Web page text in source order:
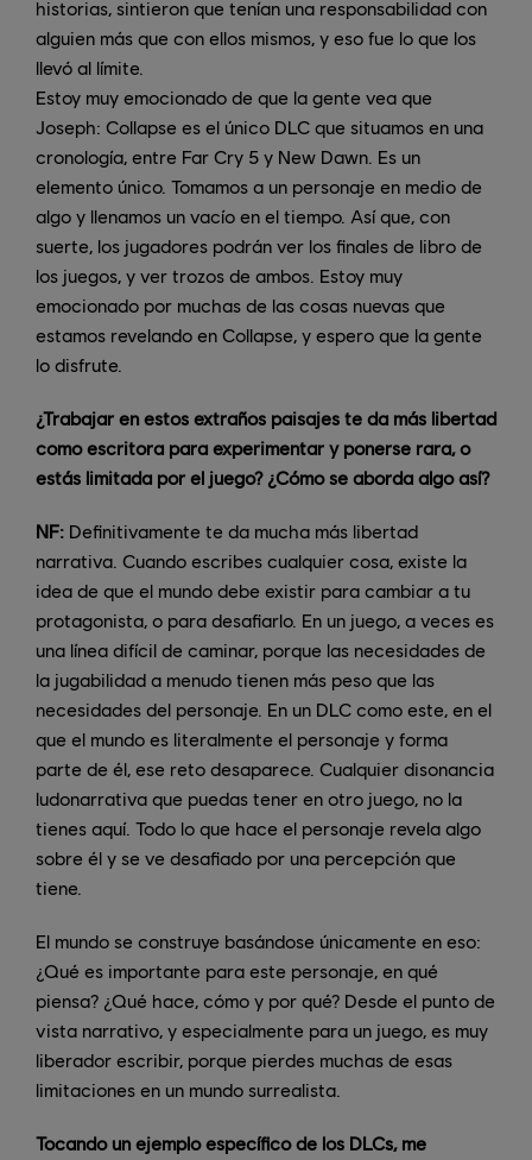
historias, sintieron que tenían una responsabilidad con
alguien más que con ellos mismos, y eso fue lo que los
llevó al límite.
Estoy muy emocionado de que la gente vea que
Joseph: Collapse es el único DLC que situamos en una
cronología, entre Far Cry 5 y New Dawn. Es un
elemento único. Tomamos a un personaje en medio de
algo y llenamos un vacío en el tiempo. Así que, con
suerte, los jugadores podrán ver los finales de libro de
los juegos, y ver trozos de ambos. Estoy muy
emocionado por muchas de las cosas nuevas que
estamos revelando en Collapse, y espero que la gente
lo disfrute.
¿Trabajar en estos extraños paisajes te da más libertad
como escritora para experimentar y ponerse rara, o
estás limitada por el juego? ¿Cómo se aborda algo así?
NF: Definitivamente te da mucha más libertad
narrativa. Cuando escribes cualquier cosa, existe la
idea de que el mundo debe existir para cambiar a tu
protagonista, o para desafiarlo. En un juego, a veces es
una línea difícil de caminar, porque las necesidades de
la jugabilidad a menudo tienen más peso que las
necesidades del personaje. En un DLC como este, en el
que el mundo es literalmente el personaje y forma
parte de él, ese reto desaparece. Cualquier disonancia
ludonarrativa que puedas tener en otro juego, no la
tienes aquí. Todo lo que hace el personaje revela algo
sobre él y se ve desafiado por una percepción que
tiene.
El mundo se construye basándose únicamente en eso:
¿Qué es importante para este personaje, en qué
piensa? ¿Qué hace, cómo y por qué? Desde el punto de
vista narrativo, y especialmente para un juego, es muy
liberador escribir, porque pierdes muchas de esas
limitaciones en un mundo surrealista.
Tocando un ejemplo específico de los DLCs, me